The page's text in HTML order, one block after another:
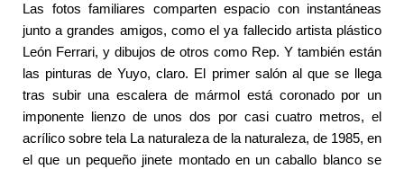
Las fotos familiares comparten espacio con instantáneas
junto a grandes amigos, como el ya fallecido artista plástico
León Ferrari, y dibujos de otros como Rep. Y también están
las pinturas de Yuyo, claro. El primer salón al que se llega
tras subir una escalera de mármol está coronado por un
imponente lienzo de unos dos por casi cuatro metros, el
acrílico sobre tela La naturaleza de la naturaleza, de 1985, en
el que un pequeño jinete montado en un caballo blanco se